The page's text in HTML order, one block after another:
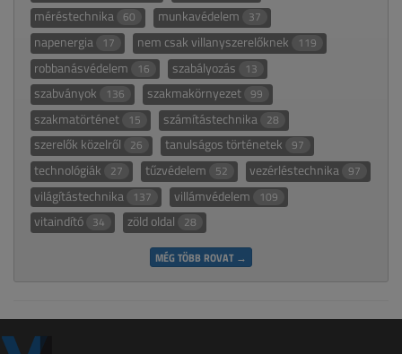
méréstechnika 60 munkavédelem 37
napenergia 17 nem csak villanyszerelőknek 119
robbanásvédelem 16 szabályozás 13
szabványok 136 szakmakörnyezet 99
szakmatörténet 15 számítástechnika 28
szerelők közelről 26 tanulságos történetek 97
technológiák 27 tűzvédelem 52 vezérléstechnika 97
világítástechnika 137 villámvédelem 109
vitaindító 34 zöld oldal 28
MÉG TÖBB ROVAT →